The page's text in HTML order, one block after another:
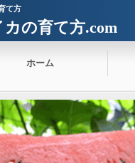
て方
カの育て方.com
ホーム